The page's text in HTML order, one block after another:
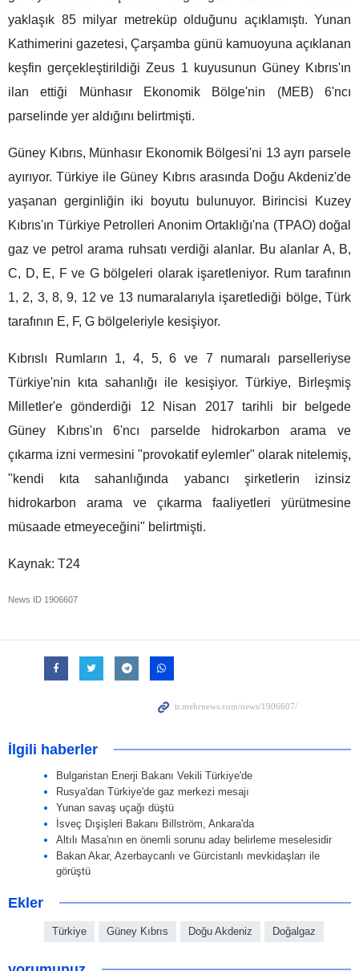
yaklaşık 85 milyar metreküp olduğunu açıklamıştı. Yunan
Kathimerini gazetesi, Çarşamba günü kamuoyuna açıklanan
keşfin gerçekleştirildiği Zeus 1 kuyusunun Güney Kıbrıs'ın
ilan ettiği Münhasır Ekonomik Bölge'nin (MEB) 6'ncı
parselinde yer aldığını belirtmişti.
Güney Kıbrıs, Münhasır Ekonomik Bölgesi'ni 13 ayrı parsele
ayırıyor. Türkiye ile Güney Kıbrıs arasında Doğu Akdeniz'de
yaşanan gerginliğin iki boyutu bulunuyor. Birincisi Kuzey
Kıbrıs'ın Türkiye Petrolleri Anonim Ortaklığı'na (TPAO) doğal
gaz ve petrol arama ruhsatı verdiği alanlar. Bu alanlar A, B,
C, D, E, F ve G bölgeleri olarak işaretleniyor. Rum tarafının
1, 2, 3, 8, 9, 12 ve 13 numaralarıyla işaretlediği bölge, Türk
tarafının E, F, G bölgeleriyle kesişiyor.
Kıbrıslı Rumların 1, 4, 5, 6 ve 7 numaralı parselleriyse
Türkiye'nin kıta sahanlığı ile kesişiyor. Türkiye, Birleşmiş
Milletler'e gönderdiği 12 Nisan 2017 tarihli bir belgede
Güney Kıbrıs'ın 6'ncı parselde hidrokarbon arama ve
çıkarma izni vermesini "provokatif eylemler" olarak nitelemiş,
"kendi kıta sahanlığında yabancı şirketlerin izinsiz
hidrokarbon arama ve çıkarma faaliyetleri yürütmesine
müsaade etmeyeceğini" belirtmişti.
Kaynak: T24
News ID 1906607
İlgili haberler
Bulgaristan Enerji Bakanı Vekili Türkiye'de
Rusya'dan Türkiye'de gaz merkezi mesajı
Yunan savaş uçağı düştü
İsveç Dışişleri Bakanı Billström, Ankara'da
Altılı Masa'nın en önemli sorunu aday belirleme meselesidir
Bakan Akar, Azerbaycanlı ve Gürcistanlı mevkidaşları ile
görüştü
Ekler
Türkiye Güney Kıbrıs Doğu Akdeniz Doğalgaz